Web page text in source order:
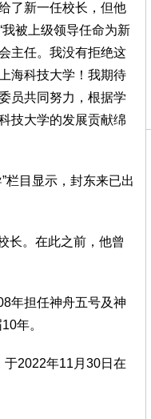
了新一任校长，但他
被上级领导任命为新
主任。我没有拒绝这
海科技大学！我期待
员共同努力，根据学
技大学的发展贡献绵
栏目显示，封东来已出
长。在此之前，他曾
年担任神舟五号及神
年。
2022年11月30日在